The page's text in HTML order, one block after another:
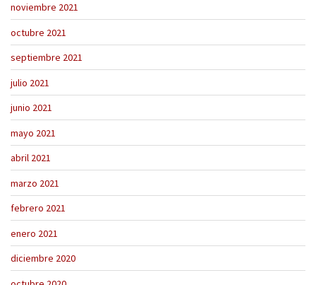
noviembre 2021
octubre 2021
septiembre 2021
julio 2021
junio 2021
mayo 2021
abril 2021
marzo 2021
febrero 2021
enero 2021
diciembre 2020